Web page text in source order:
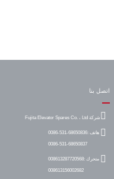
اتصل بنا
شركة Fujita Elevator Spares Co. ، Ltd
هاتف :0086-531-68650836
0086-531-68650837
متحرك :008613287720568
008613156002682